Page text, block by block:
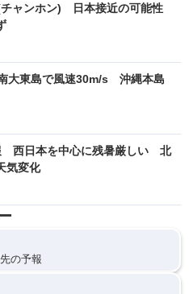
ャンホン) 日本接近の可能性
大東島で風速30m/s 沖縄本島
西日本を中心に残暑厳しい 北
気変化
の予報